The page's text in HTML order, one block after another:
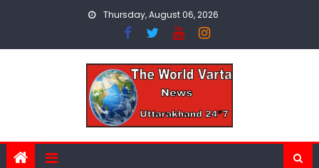
Thursday, August 06, 2026